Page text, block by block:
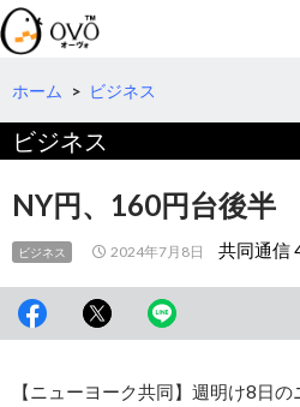
検
索
コ
テ
へ
移
動
ホーム > ビジネス
ビジネス
NY円、160円台後半
ビジネス 2024年7月8日 共同通信
【ニューヨーク共同】週明け8日